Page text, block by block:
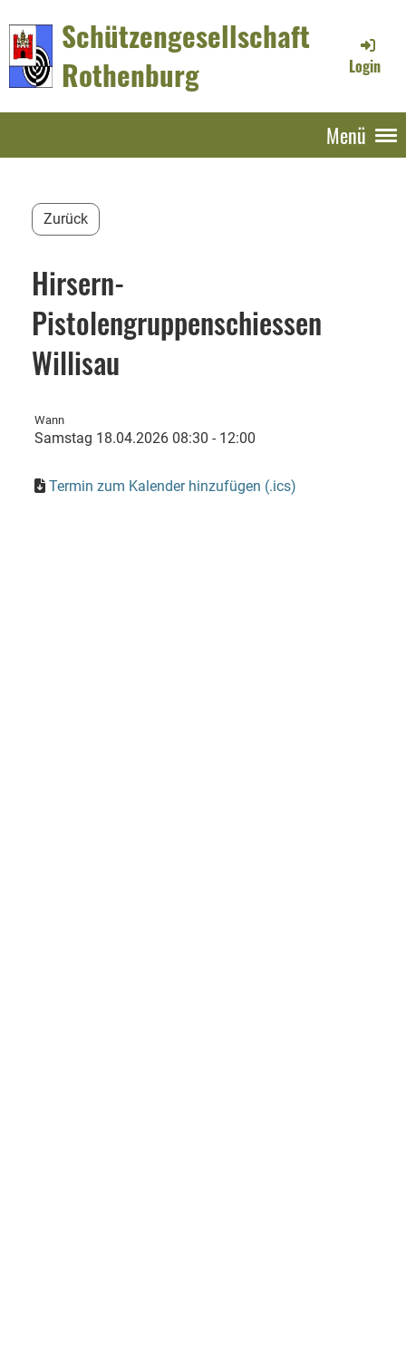
Schützengesellschaft
Rothenburg
Login
Menü
Zurück
Hirsern-
Pistolengruppenschiessen
Willisau
Wann
Samstag 18.04.2026 08:30 - 12:00
Termin zum Kalender hinzufügen (.ics)